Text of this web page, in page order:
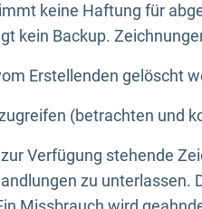
keine Haftung für
kein Backup.
Erstellenden gelöscht
(betrachten und
Verfügung stehende
zu unterlassen.